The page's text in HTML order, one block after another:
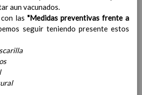
de actuaciÃ³n pedagÃ³gica
y concreciÃ³n de los contenidos
asÃ­ como el tratamiento transversal
de la educaciÃ³n en valores y otras
Infantil (Segundo Ciclo)
2019
aun vacunados.
las "Medidas preventivas frente a
seguir teniendo presente estos